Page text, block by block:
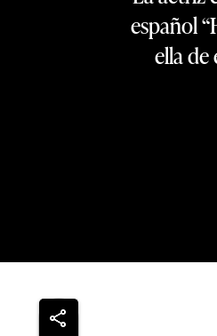
español
ella